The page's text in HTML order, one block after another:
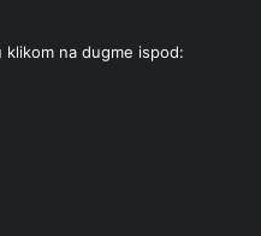
na dugme ispod: